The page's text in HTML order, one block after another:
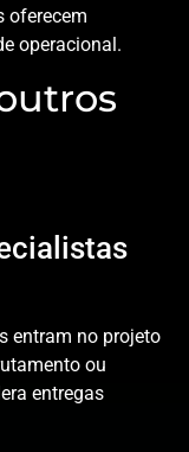
oferecem
operacional.
entram no projeto
ou
entregas